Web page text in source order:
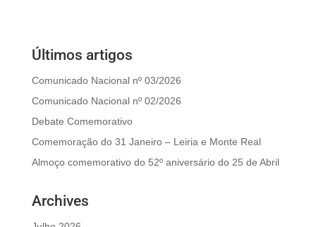
Últimos artigos
Comunicado Nacional nº 03/2026
Comunicado Nacional nº 02/2026
Debate Comemorativo
Comemoração do 31 Janeiro – Leiria e Monte Real
Almoço comemorativo do 52º aniversário do 25 de Abril
Archives